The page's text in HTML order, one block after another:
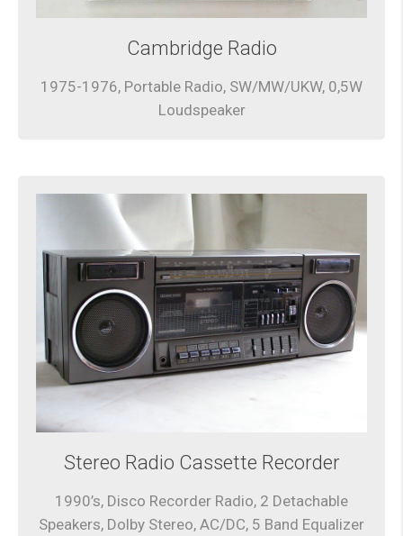
Cambridge Radio
1975-1976, Portable Radio, SW/MW/UKW, 0,5W
Loudspeaker
Stereo Radio Cassette Recorder
1990’s, Disco Recorder Radio, 2 Detachable
Speakers, Dolby Stereo, AC/DC, 5 Band Equalizer